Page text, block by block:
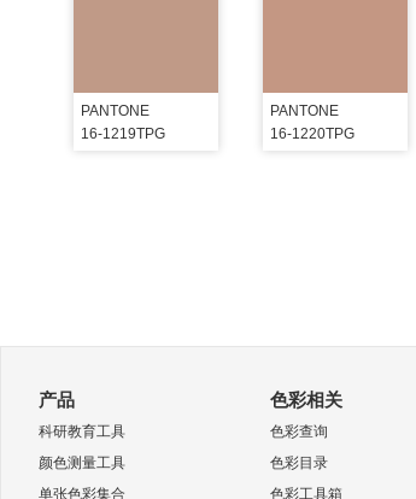
PANTONE
16-1219TPG
PANTONE
16-1220TPG
产品
科研教育工具
颜色测量工具
单张色彩集合
色彩相关
色彩查询
色彩目录
色彩工具箱